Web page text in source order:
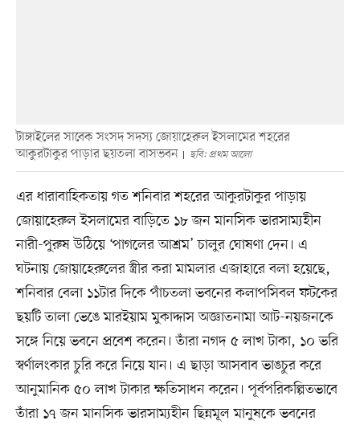
টাঙ্গাইলের সাবেক সংসদ সদস্য জোয়াহেরুল ইসলামের শহরের
আকুরটাকুর পাড়ার ছয়তলা বাসভবন
ছবি: প্রথম আলো
এর ধারাবাহিকতায় গত শনিবার শহরের আকুরটাকুর পাড়ায়
জোয়াহেরুল ইসলামের বাড়িতে ১৮ জন মানসিক ভারসাম্যহীন
নারী-পুরুষ উঠিয়ে ‘পাগলের আশ্রম’ চালুর ঘোষণা দেন। এ
ঘটনায় জোয়াহেরুলের স্ত্রীর করা মামলার এজাহারে বলা হয়েছে,
শনিবার বেলা ১১টার দিকে পাঁচতলা ভবনের কলাপসিবল ফটকের
ছয়টি তালা ভেঙে মারইয়াম মুকাদ্দাস অজ্ঞাতনামা আট-নয়জনকে
সঙ্গে নিয়ে ভবনে প্রবেশ করেন। তাঁরা নগদ ৫ লাখ টাকা, ১০ ভরি
স্বর্ণালংকার চুরি করে নিয়ে যান। এ ছাড়া আসবাব ভাঙচুর করে
আনুমানিক ৫০ লাখ টাকার ক্ষতিসাধন করেন। পূর্বপরিকল্পিতভাবে
তাঁরা ১৭ জন মানসিক ভারসাম্যহীন ছিন্নমূল মানুষকে ভবনের